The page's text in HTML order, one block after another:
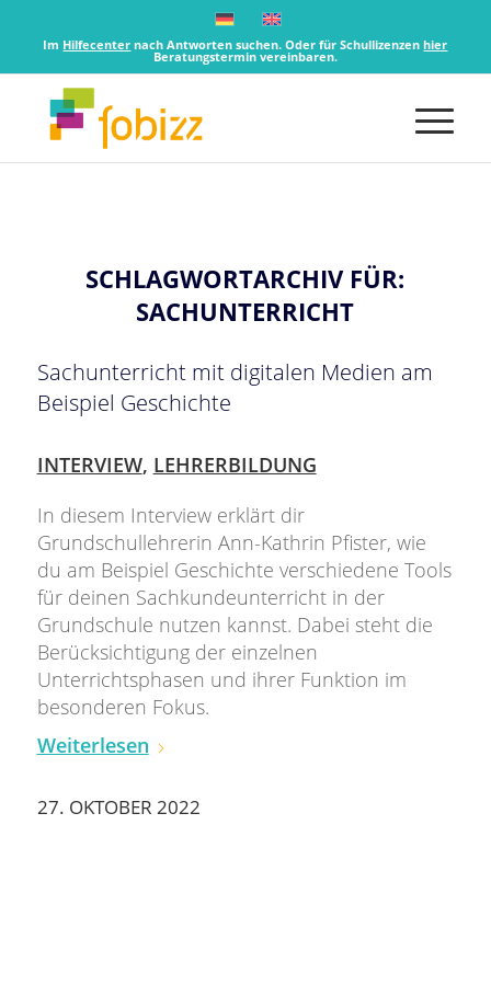
Im Hilfecenter nach Antworten suchen. Oder für Schullizenzenhier
Beratungstermin vereinbaren.
SCHLAGWORTARCHIV FÜR:
SACHUNTERRICHT
Sachunterricht mit digitalen Medien am
Beispiel Geschichte
INTERVIEW, LEHRERBILDUNG
In diesem Interview erklärt dir
Grundschullehrerin Ann-Kathrin Pfister, wie
du am Beispiel Geschichte verschiedene Tools
für deinen Sachkundeunterricht in der
Grundschule nutzen kannst. Dabei steht die
Berücksichtigung der einzelnen
Unterrichtsphasen und ihrer Funktion im
besonderen Fokus.
Weiterlesen
27. OKTOBER 2022